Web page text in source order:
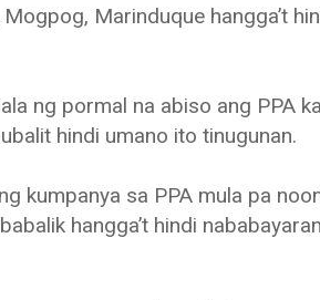
Marinduque hangga’t
ng pormal na abiso ang PPA
hindi umano ito tinugunan.
kumpanya sa PPA mula pa
hangga’t hindi